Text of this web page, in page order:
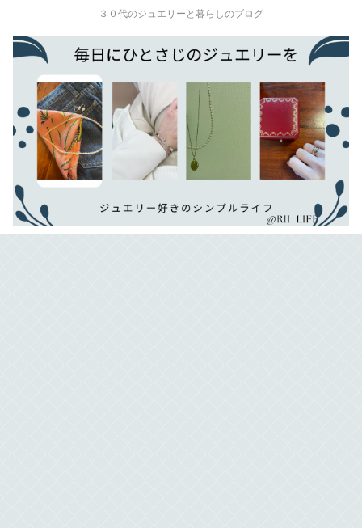
３０代のジュエリーと暮らしのブログ